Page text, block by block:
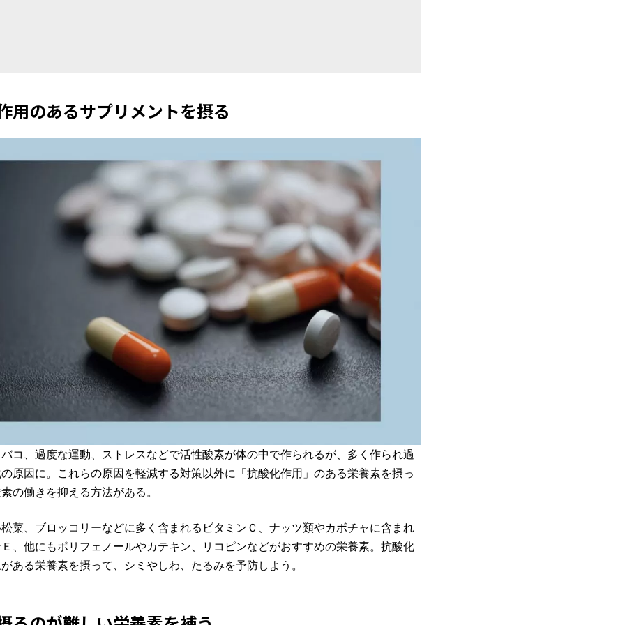
用のあるサプリメントを摂る
コ、過度な運動、ストレスなどで活性酸素が体の中で作られるが、多く作られ過
原因に。これらの原因を軽減する対策以外に「抗酸化作用」のある栄養素を摂っ
の働きを抑える方法がある。
菜、ブロッコリーなどに多く含まれるビタミンＣ、ナッツ類やカボチャに含まれ
、他にもポリフェノールやカテキン、リコピンなどがおすすめの栄養素。抗酸化
ある栄養素を摂って、シミやしわ、たるみを予防しよう。